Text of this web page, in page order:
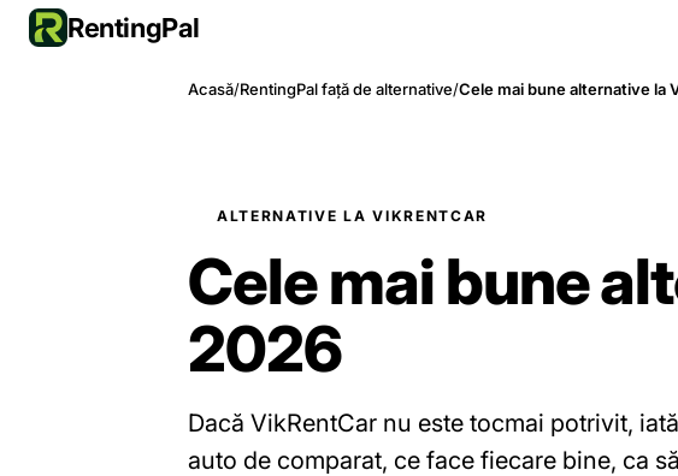
RentingPal
Acasă/RentingPal față de alternative/Cele mai bune alternative la
ALTERNATIVE LA VIKRENTCAR
Cele mai bune
2026
Dacă VikRentCar nu este tocmai potrivit,
auto de comparat, ce face fiecare bine, ca